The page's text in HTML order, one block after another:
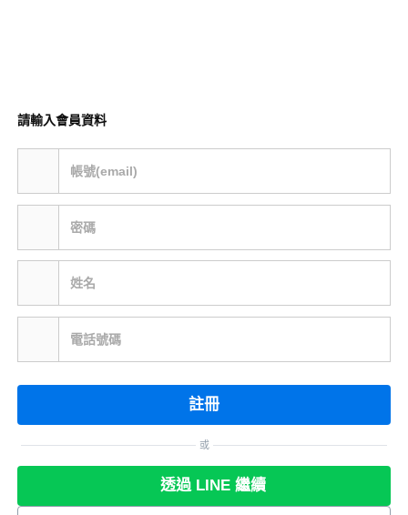
請輸入會員資料
帳號(email)
密碼
姓名
電話號碼
註冊
或
透過 LINE 繼續